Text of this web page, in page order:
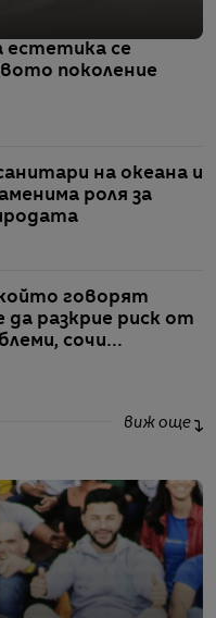
естетика се
поколение
на океана и
роля за
говорят
разкрие риск от
сочи
виж още